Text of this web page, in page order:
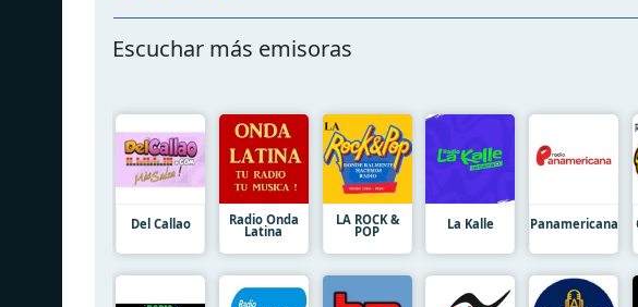
Escuchar más emisoras
Del Callao Radio Onda
Latina
LA ROCK &
POP La Kalle Panamericana